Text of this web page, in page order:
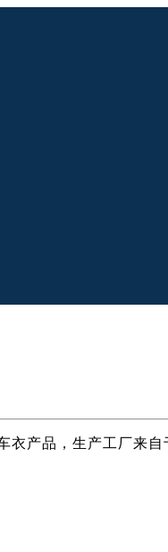
产品，生产工厂来